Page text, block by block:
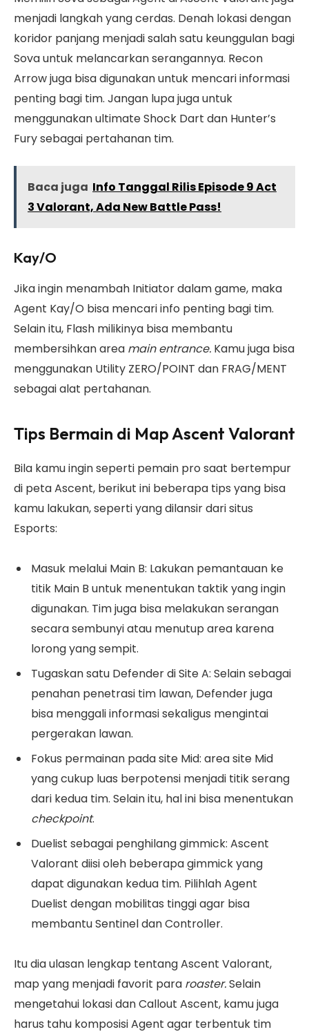
menjadi langkah yang cerdas. Denah lokasi dengan
koridor panjang menjadi salah satu keunggulan bagi
Sova untuk melancarkan serangannya. Recon
Arrow juga bisa digunakan untuk mencari informasi
penting bagi tim. Jangan lupa juga untuk
menggunakan ultimate Shock Dart dan Hunter’s
Fury sebagai pertahanan tim.
Baca juga Info Tanggal Rilis Episode 9 Act
3 Valorant, Ada New Battle Pass!
Kay/O
Jika ingin menambah Initiator dalam game, maka
Agent Kay/O bisa mencari info penting bagi tim.
Selain itu, Flash milikinya bisa membantu
membersihkan area main entrance. Kamu juga bisa
menggunakan Utility ZERO/POINT dan FRAG/MENT
sebagai alat pertahanan.
Tips Bermain di Map Ascent Valorant
Bila kamu ingin seperti pemain pro saat bertempur
di peta Ascent, berikut ini beberapa tips yang bisa
kamu lakukan, seperti yang dilansir dari situs
Esports:
Masuk melalui Main B: Lakukan pemantauan ke
titik Main B untuk menentukan taktik yang ingin
digunakan. Tim juga bisa melakukan serangan
secara sembunyi atau menutup area karena
lorong yang sempit.
Tugaskan satu Defender di Site A: Selain sebagai
penahan penetrasi tim lawan, Defender juga
bisa menggali informasi sekaligus mengintai
pergerakan lawan.
Fokus permainan pada site Mid: area site Mid
yang cukup luas berpotensi menjadi titik serang
dari kedua tim. Selain itu, hal ini bisa menentukan
checkpoint.
Duelist sebagai penghilang gimmick: Ascent
Valorant diisi oleh beberapa gimmick yang
dapat digunakan kedua tim. Pilihlah Agent
Duelist dengan mobilitas tinggi agar bisa
membantu Sentinel dan Controller.
Itu dia ulasan lengkap tentang Ascent Valorant,
map yang menjadi favorit para roaster.Selain
mengetahui lokasi dan Callout Ascent, kamu juga
harus tahu komposisi Agent agar terbentuk tim